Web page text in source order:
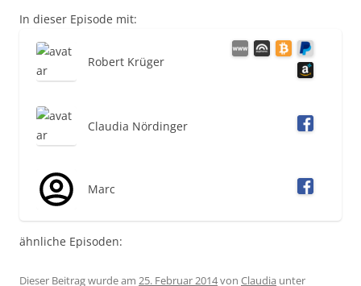
In dieser Episode mit:
Robert Krüger
Claudia Nördinger
Marc
ähnliche Episoden:
Dieser Beitrag wurde am 25. Februar 2014von Claudia unter